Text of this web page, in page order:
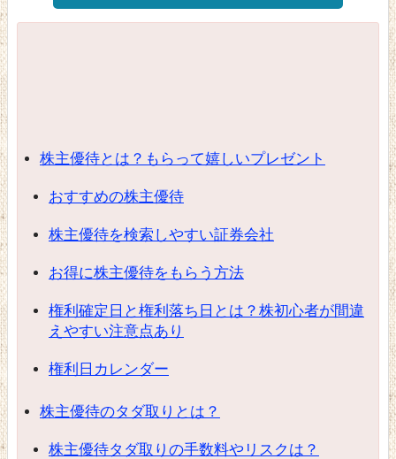
株主優待とは？もらって嬉しいプレゼント
おすすめの株主優待
株主優待を検索しやすい証券会社
お得に株主優待をもらう方法
権利確定日と権利落ち日とは？株初心者が間違
えやすい注意点あり
権利日カレンダー
株主優待のタダ取りとは？
株主優待タダ取りの手数料やリスクは？